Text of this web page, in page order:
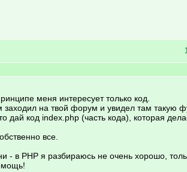
меня интересует только код.
заходил на твой форум и увидел там такую
дай код index.php (часть кода), которая
все.
- в PHP я разбираюсь не очень хорошо,